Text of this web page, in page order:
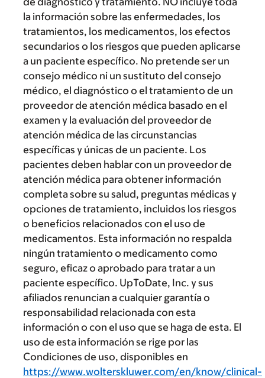
la información sobre las enfermedades, los
tratamientos, los medicamentos, los efectos
secundarios o los riesgos que pueden aplicarse
a un paciente específico. No pretende ser un
consejo médico ni un sustituto del consejo
médico, el diagnóstico o el tratamiento de un
proveedor de atención médica basado en el
examen y la evaluación del proveedor de
atención médica de las circunstancias
específicas y únicas de un paciente. Los
pacientes deben hablar con un proveedor de
atención médica para obtener información
completa sobre su salud, preguntas médicas y
opciones de tratamiento, incluidos los riesgos
o beneficios relacionados con el uso de
medicamentos. Esta información no respalda
ningún tratamiento o medicamento como
seguro, eficaz o aprobado para tratar a un
paciente específico. UpToDate, Inc. y sus
afiliados renuncian a cualquier garantía o
responsabilidad relacionada con esta
información o con el uso que se haga de esta. El
uso de esta información se rige por las
Condiciones de uso, disponibles en
https://www.wolterskluwer.com/en/know/clinical-